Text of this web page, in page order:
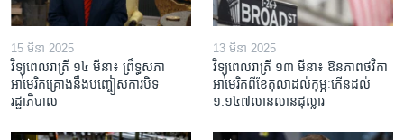
15 មីនា 2025
វិទ្យុពេលរាត្រី ១៤ មីនា៖ ព្រឹទ្ធសភា
អាមេរិកគ្រោងនឹងបញ្ចៀសការបិទ
រដ្ឋាភិបាល
13 មីនា 2025
វិទ្យុពេលរាត្រី ១៣ មីនា៖ ឱនភាព​ថវិកា​
អាមេរិក​ពី​ខែ​តុលា​ដល់​កុម្ភៈ​កើន​ដល់​
១.១៤៧​លានលាន​ដុល្លារ